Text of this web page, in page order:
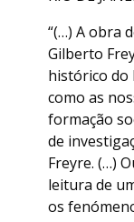
“(…) A obra
Gilberto
histórico do
como as
formação
de
Freyre. (…)
leitura de
os